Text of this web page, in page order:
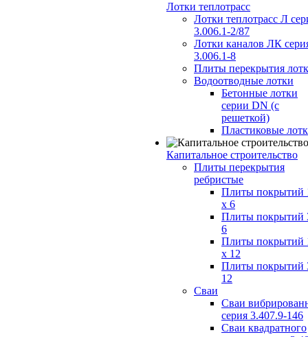
Лотки теплотрасс
Лотки теплотрасс Л
3.006.1-2/87
Лотки каналов ЛК
3.006.1-8
Плиты перекрытия
Водоотводные лотки
Бетонные лотки
серии DN (с
решеткой)
Пластиковые
Капитальное строительство
Плиты перекрытия
ребристые
Плиты покрытий
x 6
Плиты покрытий
6
Плиты покрытий
x 12
Плиты покрытий
12
Сваи
Сваи
серия 3.407.9-146
Сваи квадратного